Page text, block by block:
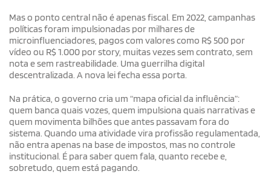
Mas o ponto central não é apenas fiscal. Em 2022, campanhas
políticas foram impulsionadas por milhares de
microinfluenciadores, pagos com valores como R$ 500 por
vídeo ou R$ 1.000 por story, muitas vezes sem contrato, sem
nota e sem rastreabilidade. Uma guerrilha digital
descentralizada. A nova lei fecha essa porta.
Na prática, o governo cria um “mapa oficial da influência”:
quem banca quais vozes, quem impulsiona quais narrativas e
quem movimenta bilhões que antes passavam fora do
sistema. Quando uma atividade vira profissão regulamentada,
não entra apenas na base de impostos, mas no controle
institucional. É para saber quem fala, quanto recebe e,
sobretudo, quem está pagando.